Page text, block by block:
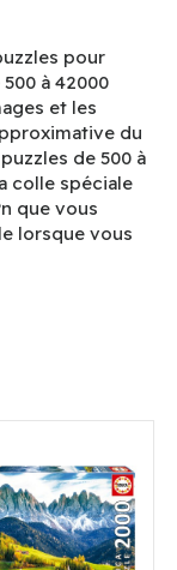
pour
à 42000
et les
du
de 500 à
colle spéciale
que vous
lorsque vous